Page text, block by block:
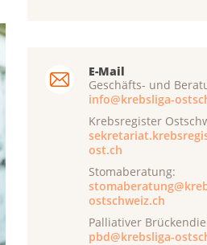
E-Mail
Geschäfts- und
info@krebsliga-
Krebsregister
ost.ch
Stomaberatung:
ostschweiz.ch
Palliativer
pbd@krebsliga-